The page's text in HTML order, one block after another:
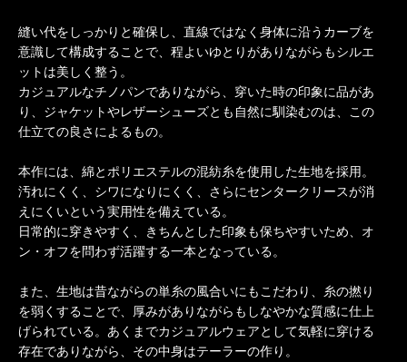
縫い代をしっかりと確保し、直線ではなく身体に沿うカーブを
意識して構成することで、程よいゆとりがありながらもシルエ
ットは美しく整う。
カジュアルなチノパンでありながら、穿いた時の印象に品があ
り、ジャケットやレザーシューズとも自然に馴染むのは、この
仕立ての良さによるもの。
本作には、綿とポリエステルの混紡糸を使用した生地を採用。
汚れにくく、シワになりにくく、さらにセンタークリースが消
えにくいという実用性を備えている。
日常的に穿きやすく、きちんとした印象も保ちやすいため、オ
ン・オフを問わず活躍する一本となっている。
また、生地は昔ながらの単糸の風合いにもこだわり、糸の撚り
を弱くすることで、厚みがありながらもしなやかな質感に仕上
げられている。あくまでカジュアルウェアとして気軽に穿ける
存在でありながら、その中身はテーラーの作り。